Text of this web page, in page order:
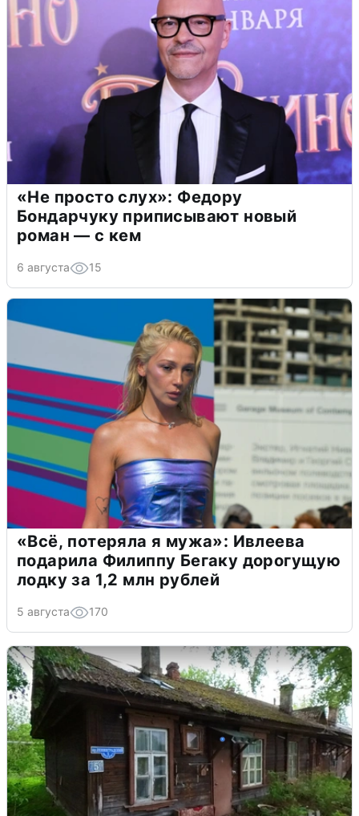
«Не просто слух»: Федору
Бондарчуку приписывают новый
роман — с кем
6 августа 15
«Всё, потеряла я мужа»: Ивлеева
подарила Филиппу Бегаку дорогущую
лодку за 1,2 млн рублей
5 августа 170